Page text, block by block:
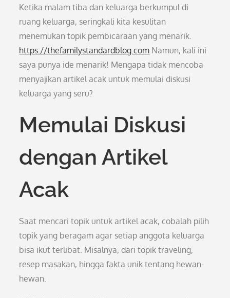
Ketika malam tiba dan keluarga berkumpul di
ruang keluarga, seringkali kita kesulitan
menemukan topik pembicaraan yang menarik.
https://thefamilystandardblog.com Namun, kali ini
saya punya ide menarik! Mengapa tidak mencoba
menyajikan artikel acak untuk memulai diskusi
keluarga yang seru?
Memulai Diskusi
dengan Artikel
Acak
Saat mencari topik untuk artikel acak, cobalah pilih
topik yang beragam agar setiap anggota keluarga
bisa ikut terlibat. Misalnya, dari topik traveling,
resep masakan, hingga fakta unik tentang hewan-
hewan.